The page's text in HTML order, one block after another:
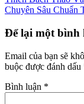
Chuyên Sâu Chuẩn
Để lại một bình
Email của bạn sẽ
buộc được đánh dấu
Bình luận *